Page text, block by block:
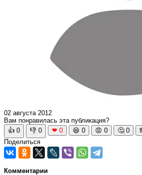
02 августа 2012
Вам понравилась эта публикация?
👍 0 👎 0 ❤ 0 😆 0 😡 0 🤔 0
Поделиться
Комментарии